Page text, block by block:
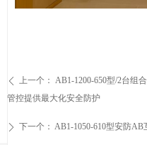
ꄴ 上一个： AB1-1200-650型/2台组
管控提供最大化安全防护
ꄲ 下一个： AB1-1050-610型安防